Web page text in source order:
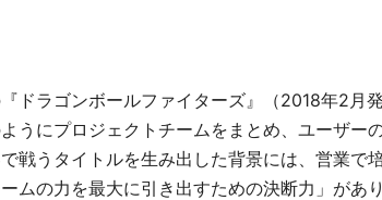
ドラゴンボールファイターズ』（2018年2月
うにプロジェクトチームをまとめ、ユーザー
戦うタイトルを生み出した背景には、営業で
ムの力を最大に引き出すための決断力」があり